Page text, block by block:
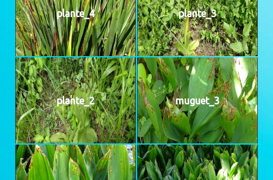
plante_4 plante_3
plante_2 muguet_3